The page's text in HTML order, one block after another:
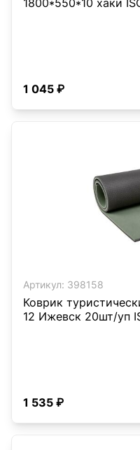
1800*550*10 хаки
1 045 ₽
Артикул: 398158
Коврик
12 Ижевск 20шт/уп
1 535 ₽